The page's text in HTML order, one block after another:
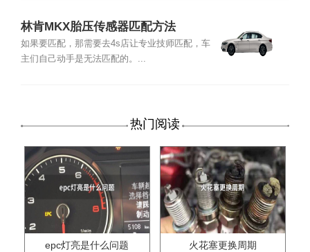
林肯MKX胎压传感器匹配方法
如果要匹配，那需要去4s店让专业技师匹配，车
主们自己动手是无法匹配的。...
热门阅读
epc灯亮是什么问题 火花塞更换周期